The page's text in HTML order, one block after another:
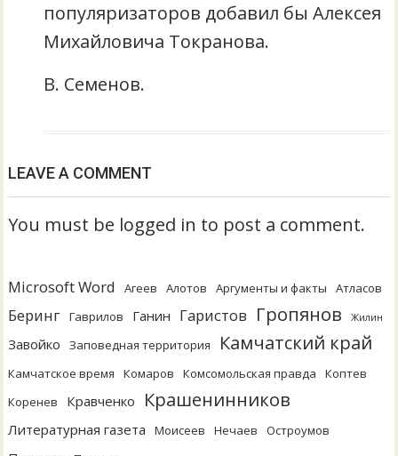
популяризаторов добавил бы Алексея
Михайловича Токранова.
В. Семенов.
LEAVE A COMMENT
You must be logged in to post a comment.
Microsoft Word Агеев Алотов Аргументы и факты Атласов
Беринг Гаврилов Ганин Гаристов Гропянов Жилин
Завойко Заповедная территория Камчатский край
Камчатское время Комаров Комсомольская правда
Коптев
Коренев
Кравченко Крашенинников
Литературная газета Моисеев Нечаев Остроумов